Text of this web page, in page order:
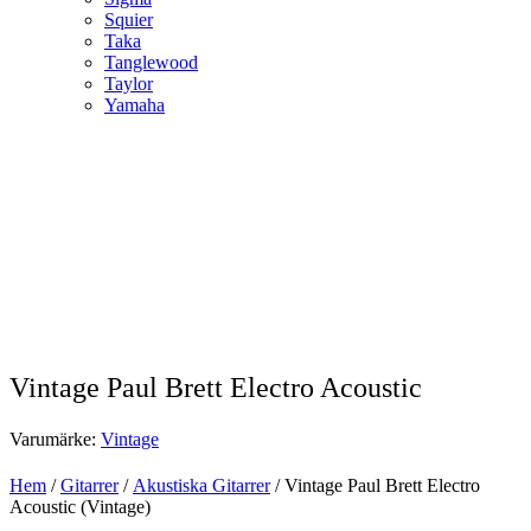
Squier
Taka
Tanglewood
Taylor
Yamaha
Vintage Paul Brett Electro Acoustic
Varumärke: Vintage
Hem /Gitarrer/Akustiska Gitarrer/ Vintage Paul Brett Electro
Acoustic (Vintage)